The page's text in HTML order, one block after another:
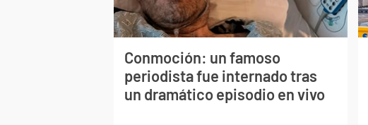
Conmoción: un famoso
periodista fue internado tras
un dramático episodio en vivo